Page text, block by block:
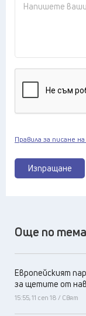
Изпращане
Правила за писане
Още по
Европейският
за щетите от
15:55, 11 сеп 18 / Свят